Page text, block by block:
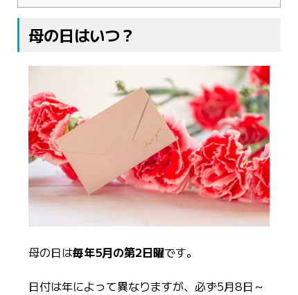
母の日はいつ？
母の日は毎年5月の第2日曜です。
日付は年によって異なりますが、必ず5月8日～